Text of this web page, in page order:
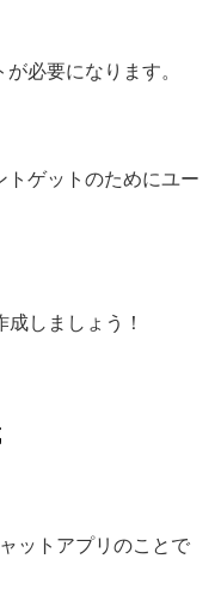
必要になります。
トゲットのためにユー
しましょう！
ットアプリのことで